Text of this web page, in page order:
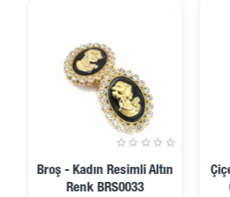
Broş - Kadın Resimli Altın
Renk BRS0033